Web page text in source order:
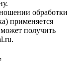
обработки
применяется
получить
.